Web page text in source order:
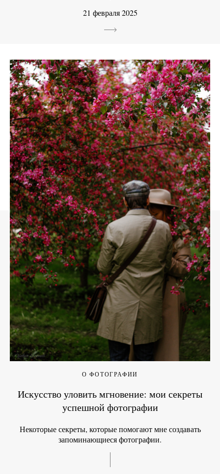
21 февраля 2025
О ФОТОГРАФИИ
Искусство уловить мгновение: мои секреты
успешной фотографии
Некоторые секреты, которые помогают мне создавать
запоминающиеся фотографии.